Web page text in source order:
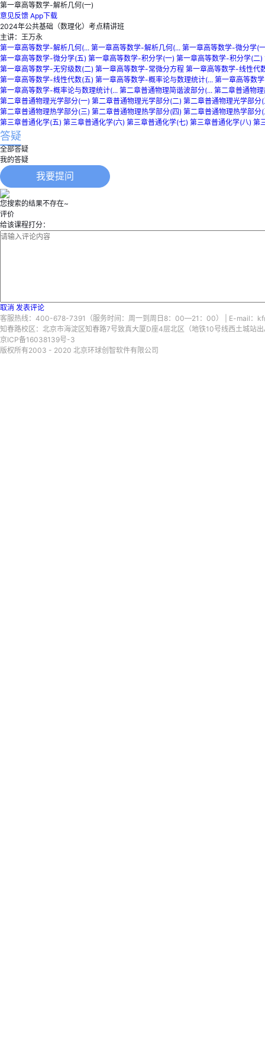
第一章高等数学-解析几何(一)
意见反馈 App下载
2024年公共基础（数理化）考点精讲班
主讲：王万永
第一章高等数学-解析几何(... 第一章高等数学-解析几何(... 第一章高等数学-微分学(
第一章高等数学-微分学(五) 第一章高等数学-积分学(一) 第一章高等数学-积分学(二)
第一章高等数学-无穷级数(二) 第一章高等数学-常微分方程 第一章高等数学-线性代
第一章高等数学-线性代数(五) 第一章高等数学-概率论与数理统计(... 第一章高等数
第一章高等数学-概率论与数理统计(... 第二章普通物理简谐波部分(... 第二章普通物
第二章普通物理光学部分(一) 第二章普通物理光学部分(二) 第二章普通物理光学部分
第二章普通物理热学部分(三) 第二章普通物理热学部分(四) 第二章普通物理热学部分
第三章普通化学(五) 第三章普通化学(六) 第三章普通化学(七) 第三章普通化学(八) 第
答疑
全部答疑
我的答疑
我要提问
您搜索的结果不存在~
评价
给该课程打分：
取消 发表评论
客服热线：400-678-7391（服务时间：周一到周日8：00—21：00） | E-mail：
知春路校区：北京市海淀区知春路7号致真大厦D座4层北区（地铁10号线西土城站
京ICP备16038139号-3
版权所有2003 - 2020 北京环球创智软件有限公司